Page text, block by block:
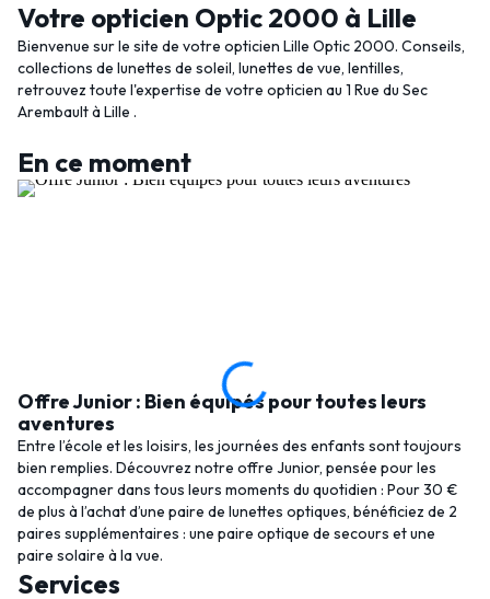
Votre opticien Optic 2000 à Lille
Bienvenue sur le site de votre opticien Lille Optic 2000. Conseils,
collections de lunettes de soleil, lunettes de vue, lentilles,
retrouvez toute l'expertise de votre opticien au 1 Rue du Sec
Arembault à Lille .
En ce moment
Offre Junior : Bien équipés pour toutes leurs
aventures
Entre l’école et les loisirs, les journées des enfants sont toujours
bien remplies. Découvrez notre offre Junior, pensée pour les
accompagner dans tous leurs moments du quotidien : Pour 30 €
de plus à l’achat d’une paire de lunettes optiques, bénéficiez de 2
paires supplémentaires : une paire optique de secours et une
paire solaire à la vue.
Services